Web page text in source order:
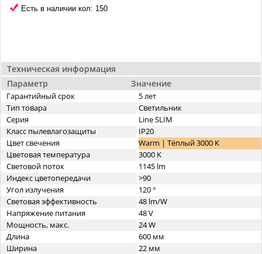
Техническая информация
Параметр
Значение
Гарантийный срок
5 лет
Тип товара
Светильник
Серия
Line SLIM
Класс пылевлагозащиты
IP20
Цвет свечения
Warm | Тёплый 3000 K
Цветовая температура
3000 K
Световой поток
1145 lm
Индекс цветопередачи
>90
Угол излучения
120 °
Световая эффективность
48 lm/W
Напряжение питания
48 V
Мощность, макс.
24 W
Длина
600 мм
Ширина
22 мм
Есть в наличии кол: 150